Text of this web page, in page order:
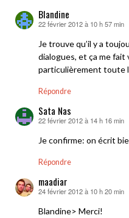
Blandine
dit :
22 février 2012 à 10 h 57 min
Je trouve qu’il y a
dialogues, et ça me
particulièrement toute
Répondre
Sata Nas
dit :
22 février 2012 à 14 h 16 min
Je confirme: on écrit
Répondre
maadiar
dit :
24 février 2012 à 10 h 20 min
Blandine> Merci!